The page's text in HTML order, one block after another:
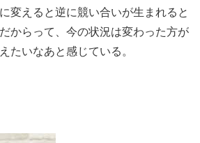
変えると逆に競い合いが生まれると
からって、今の状況は変わった方が
たいなあと感じている。